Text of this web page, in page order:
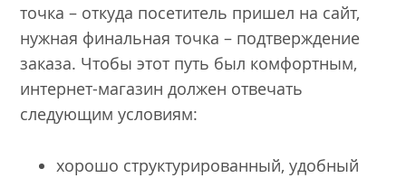
точка – откуда посетитель пришел на сайт,
нужная финальная точка – подтверждение
заказа. Чтобы этот путь был комфортным,
интернет-магазин должен отвечать
следующим условиям:
хорошо структурированный, удобный